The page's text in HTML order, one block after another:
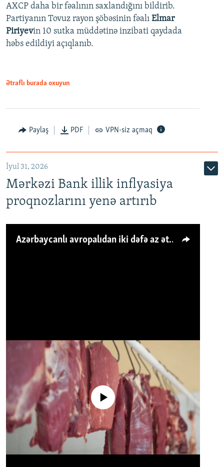
AXCP daha bir fəalının saxlandığını bildirib.
Partiyanın Tovuz rayon şöbəsinin fəalı Elmar
Piriyevin 10 sutka müddətinə inzibati qaydada
həbs edildiyi açıqlanıb.
Ətraflı burada oxuyun
Paylaş PDF VPN-siz açmaq
İyul 31, 2026
Mərkəzi Bank illik inflyasiya
proqnozlarını yenə artırıb
Azərbaycanlı avropalıdan iki dəfə az ət yeyir, amma... 'Qiymət artımı qaçılmazdır'
No media source currently available